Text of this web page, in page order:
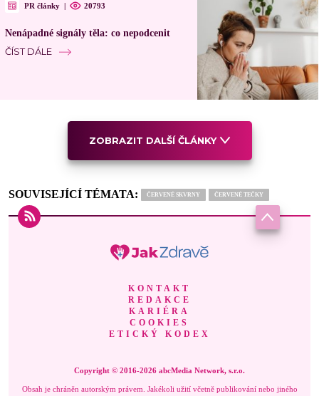
PR články | 20793
Nenápadné signály těla: co nepodcenit
ČÍST DÁLE
ZOBRAZIT DALŠÍ ČLÁNKY
SOUVISEJÍCÍ TÉMATA: ČERVENÉ SKVRNY ČERVENÉ TEČKY
KONTAKT
REDAKCE
KARIÉRA
COOKIES
ETICKÝ KODEX
Copyright © 2016-2026 abcMedia Network, s.r.o.
Obsah je chráněn autorským právem. Jakékoli užití včetně publikování nebo jiného